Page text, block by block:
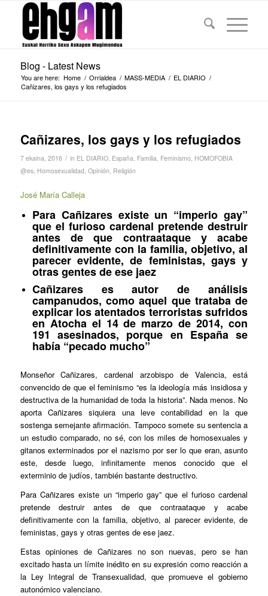
Blog - Latest News
You are here: Home / Orrialdea / MASS-MEDIA / EL DIARIO /
Cañizares, los gays y los refugiados
Cañizares, los gays y los refugiados
7 ekaina, 2016 / in EL DIARIO, España, Familia, Feminismo, HOMOFOBIA
@es, Homosexualidad, Opinión, Religión
José María Calleja
Para Cañizares existe un “imperio gay”
que el furioso cardenal pretende destruir
antes de que contraataque y acabe
definitivamente con la familia, objetivo, al
parecer evidente, de feministas, gays y
otras gentes de ese jaez
Cañizares es autor de análisis
campanudos, como aquel que trataba de
explicar los atentados terroristas sufridos
en Atocha el 14 de marzo de 2014, con
191 asesinados, porque en España se
había “pecado mucho”
Monseñor Cañizares, cardenal arzobispo de Valencia, está
convencido de que el feminismo “es la ideología más insidiosa y
destructiva de la humanidad de toda la historia”. Nada menos. No
aporta Cañizares siquiera una leve contabilidad en la que
sostenga semejante afirmación. Tampoco somete su sentencia a
un estudio comparado, no sé, con los miles de homosexuales y
gitanos exterminados por el nazismo por ser lo que eran, asunto
este, desde luego, infinitamente menos conocido que el
exterminio de judíos, también bastante destructivo.
Para Cañizares existe un “imperio gay” que el furioso cardenal
pretende destruir antes de que contraataque y acabe
definitivamente con la familia, objetivo, al parecer evidente, de
feministas, gays y otras gentes de ese jaez.
Estas opiniones de Cañizares no son nuevas, pero se han
excitado hasta un límite inédito en su expresión como reacción a
la Ley Integral de Transexualidad, que promueve el gobierno
autonómico valenciano.